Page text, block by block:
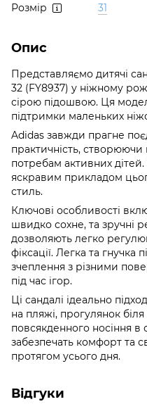
Розмір
31
Опис
Представляємо дитячі
32 (FY8937) у ніжному
сірою підошвою. Ця
підтримки маленьких
Adidas завжди прагне
практичність, створюючи
потребам активних
яскравим прикладом
стиль.
Ключові особливості
швидко сохне, та зручні
дозволяють легко
фіксації. Легка та гнучка
зчеплення з різними
під час ігор.
Ці сандалі ідеально
на пляжі, прогулянок
повсякденного носіння в
забезпечать комфорт та
протягом усього дня.
Відгуки